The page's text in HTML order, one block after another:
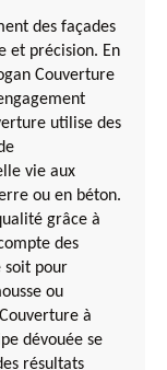
des façades
et précision. En
Couverture
utilise des
vie aux
ou en béton.
grâce à
des
soit pour
ou
à
dévouée se
résultats